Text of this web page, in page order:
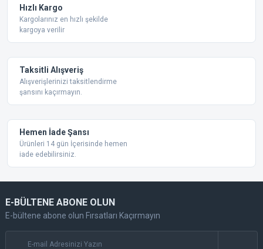
Bu ürüne benzer farklı alternatifler olmalı.
Hızlı Kargo
Kargolarınız en hızlı şekilde
kargoya verilir
Taksitli Alışveriş
Alışverişlerinizi taksitlendirme
şansını kaçırmayın.
Hemen İade Şansı
Ürünleri 14 gün İçerisinde hemen
iade edebilirsiniz.
E-BÜLTENE ABONE OLUN
E-bültene abone olun Fırsatları Kaçırmayın